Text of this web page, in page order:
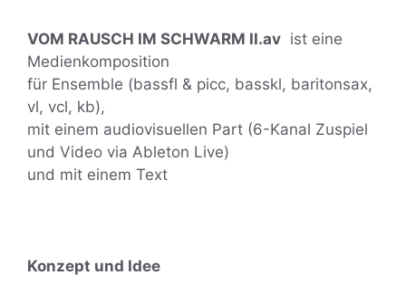
VOM RAUSCH IM SCHWARM II.av ist eine
Medienkomposition
für Ensemble (bassfl & picc, basskl, baritonsax,
vl, vcl, kb),
mit einem audiovisuellen Part (6-Kanal Zuspiel
und Video via Ableton Live)
und mit einem Text
Konzept und Idee